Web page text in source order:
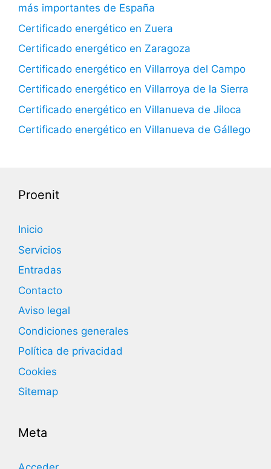
más importantes de España
Certificado energético en Zuera
Certificado energético en Zaragoza
Certificado energético en Villarroya del Campo
Certificado energético en Villarroya de la Sierra
Certificado energético en Villanueva de Jiloca
Certificado energético en Villanueva de Gállego
Proenit
Inicio
Servicios
Entradas
Contacto
Aviso legal
Condiciones generales
Política de privacidad
Cookies
Sitemap
Meta